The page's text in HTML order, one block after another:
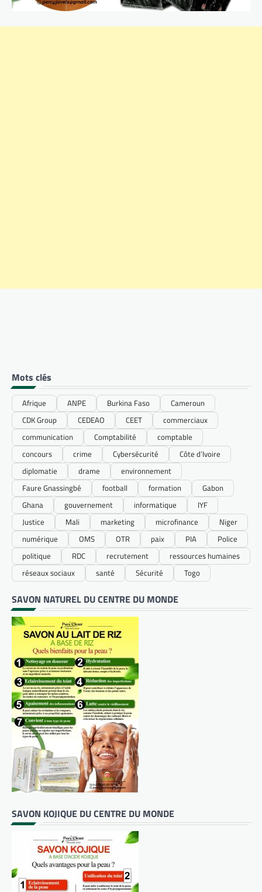
Mots clés
Afrique ANPE Burkina Faso
Cameroun
CDK Group
CEDEAO CEET
commerciaux
communication
Comptabilité
comptable
concours
crime Cybersécurité
Côte d’Ivoire
diplomatie
drame
environnement
Faure Gnassingbé
football formation
Gabon
Ghana
gouvernement informatique
IYF
Justice
Mali marketing microfinance
Niger
numérique
OMS OTR paix PIA
Police
politique
RDC recrutement
ressources humaines
réseaux sociaux
santé Sécurité Togo
SAVON NATUREL DU CENTRE DU MONDE
SAVON KOJIQUE DU CENTRE DU MONDE